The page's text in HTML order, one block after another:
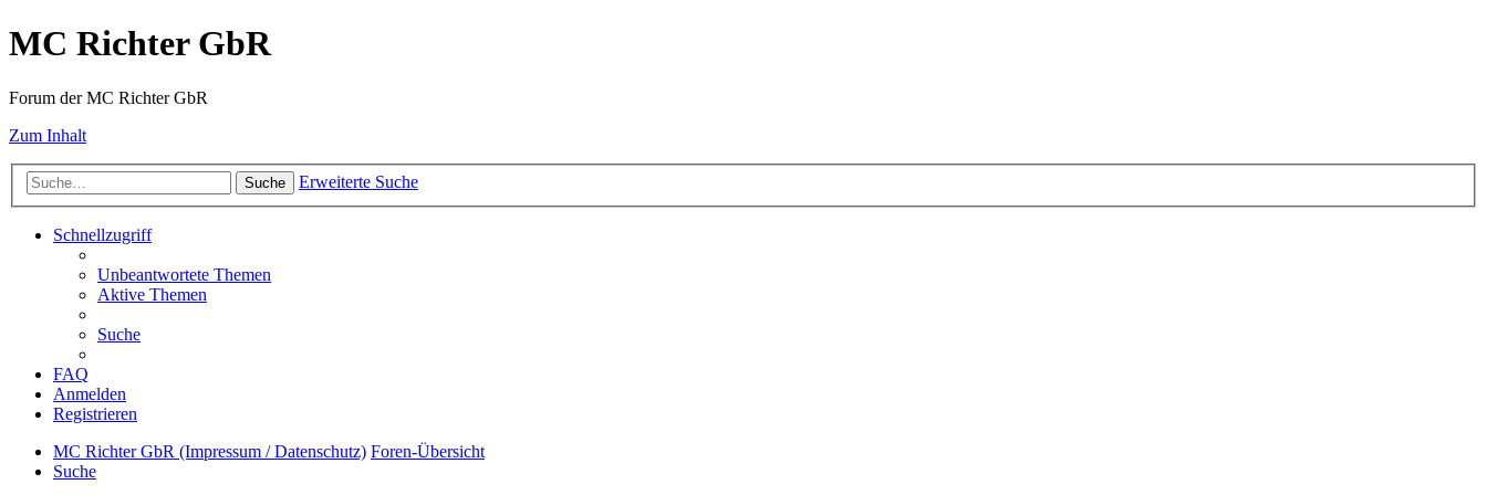
MC Richter GbR
Forum der MC Richter GbR
Zum Inhalt
Suche Erweiterte Suche
Schnellzugriff
Unbeantwortete Themen
Aktive Themen
Suche
FAQ
Anmelden
Registrieren
MC Richter GbR (Impressum / Datenschutz) Foren-Übersicht
Suche